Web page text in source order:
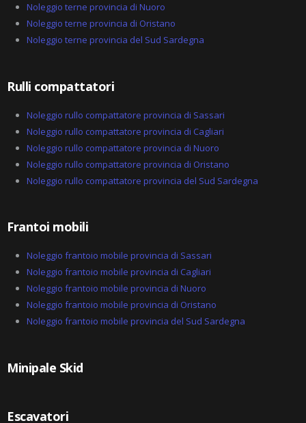
d
-
a
Noleggio terne provincia di Nuoro
Noleggio terne provincia di Oristano
Noleggio terne provincia del Sud Sardegna
Rulli compattatori
Noleggio rullo compattatore provincia di Sassari
Noleggio rullo compattatore provincia di Cagliari
Noleggio rullo compattatore provincia di Nuoro
Noleggio rullo compattatore provincia di Oristano
Noleggio rullo compattatore provincia del Sud Sardegna
Frantoi mobili
Noleggio frantoio mobile provincia di Sassari
Noleggio frantoio mobile provincia di Cagliari
Noleggio frantoio mobile provincia di Nuoro
Noleggio frantoio mobile provincia di Oristano
Noleggio frantoio mobile provincia del Sud Sardegna
Minipale Skid
Escavatori